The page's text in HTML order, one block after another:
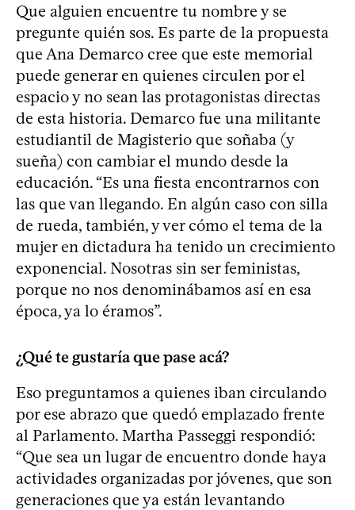
Que alguien encuentre tu nombre y se
pregunte quién sos. Es parte de la propuesta
que Ana Demarco cree que este memorial
puede generar en quienes circulen por el
espacio y no sean las protagonistas directas
de esta historia. Demarco fue una militante
estudiantil de Magisterio que soñaba (y
sueña) con cambiar el mundo desde la
educación. “Es una fiesta encontrarnos con
las que van llegando. En algún caso con silla
de rueda, también, y ver cómo el tema de la
mujer en dictadura ha tenido un crecimiento
exponencial. Nosotras sin ser feministas,
porque no nos denominábamos así en esa
época, ya lo éramos”.
¿Qué te gustaría que pase acá?
Eso preguntamos a quienes iban circulando
por ese abrazo que quedó emplazado frente
al Parlamento. Martha Passeggi respondió:
“Que sea un lugar de encuentro donde haya
actividades organizadas por jóvenes, que son
generaciones que ya están levantando